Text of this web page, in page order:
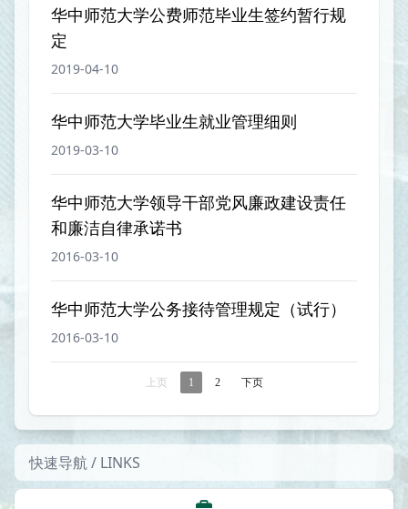
华中师范大学公费师范毕业生签约暂行规
定
2019-04-10
华中师范大学毕业生就业管理细则
2019-03-10
华中师范大学领导干部党风廉政建设责任
和廉洁自律承诺书
2016-03-10
华中师范大学公务接待管理规定（试行）
2016-03-10
上页 1 2 下页
快速导航 / LINKS